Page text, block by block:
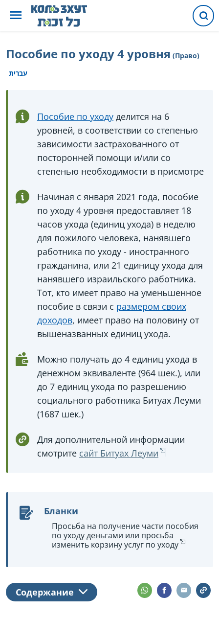
Пособие по уходу 4 уровня (Право)
עברית
Пособие по уходу делится на 6
уровней, в соответствии со степенью
зависимости застрахованного от
посторонней помощи и/или со
степенью необходимости в присмотре
Начиная с января 2021 года, пособие
по уходу 4 уровня предоставляет 18
часов ухода (единиц ухода) в неделю
для пожилого человека, нанявшего
работника по уходу - иностранного
гражданина, или 21 единицу ухода для
нанявшего израильского работника.
Тот, кто имеет право на уменьшенное
пособие в связи с размером своих
доходов, имеет право на половину от
вышеназванных единиц ухода.
Можно получать до 4 единиц ухода в
денежном эквиваленте (964 шек.), или
до 7 единиц ухода по разрешению
социального работника Битуах Леуми
(1687 шек.)
Для дополнительной информации
смотрите сайт Битуах Леуми
Бланки
Просьба на получение части пособия
по уходу деньгами или просьба
изменить корзину услуг по уходу
Содержание